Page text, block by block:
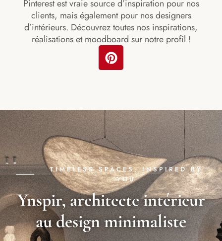
Pinterest est vraie source d’inspiration pour nos
clients, mais également pour nos designers
d’intérieurs. Découvrez toutes nos inspirations,
réalisations et moodboard sur notre profil !
TIMELESS SPACES, INSPIRED BY
YOU
Ynspir, architecte intérieur
au design minimaliste